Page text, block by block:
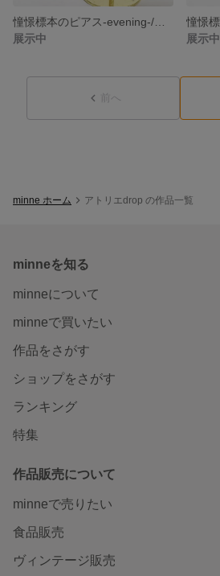
展示中
展示中
前へ
minne ホーム アトリエdrop の作品一覧
minneを知る
minneについて
minneで買いたい
作品をさがす
ショップをさがす
ランキング
特集
作品販売について
minneで売りたい
食品販売
ヴィンテージ販売